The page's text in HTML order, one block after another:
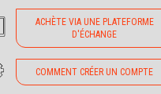
ACHÈTE VIA UNE PLATEFORME
D'ÉCHANGE
COMMENT CRÉER UN COMPTE